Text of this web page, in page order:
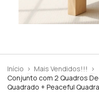
Início > Mais Vendidos!!! >
Conjunto com 2 Quadros
Quadrado + Peaceful